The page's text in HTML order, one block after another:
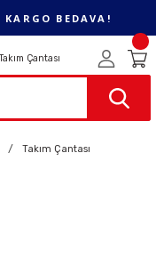
KARGO BEDAVA!
Takım Çantası